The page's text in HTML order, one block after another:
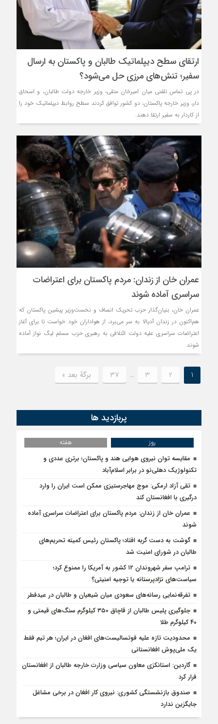
ارتقای سطح دیپلماتیک طالبان و پاکستان به ارسال
سفیر؛ تنش‌های مرزی حل می‌شود؟
در پی تماس تلفنی میان امیرخان متقی، وزیر خارجه دولت طالبان، و اسحاق
دار، وزیر خارجه پاکستان، دو کشور توافق کردند سطح روابط دیپلماتیک خود را
از کاردار به سفیر ارتقا دهند.
عمران خان از زندان: مردم پاکستان برای اعتراضات
سراسری آماده شوند
عمران خان، بنیان‌گذار حزب تحریک انصاف و نخست‌وزیر پیشین پاکستان که
هم‌اکنون در زندان آدیالا به سر می‌برد، از هواداران خود خواست تا برای آغاز
اعتراضات سراسری علیه دولت ائتلافی به رهبری حزب مسلم لیگ نواز آماده
شوند.
1
2
3
…
37 برگهٔ بعد »
پربازدید ها
روز
هفته
مقایسه توان نیروی هوایی هند و پاکستان؛ برتری عددی و
تکنولوژیک دهلی‌نو در برابر اسلام‌آباد
تقی آزاد ارمکی: موج مهاجرستیزی ممکن است ایران را وارد
درگیری با افغانستان کند
عمران خان از زندان: مردم پاکستان برای اعتراضات سراسری آماده
شوند
گوشت به دست گربه افتاد؛ پاکستان رئیس کمیته تحریم‌های
طالبان در شورای امنیت شد
ترامپ سفر شهروندان ۱۲ کشور به آمریکا را ممنوع کرد؛
سیاست‌های نژادپرستانه یا توجیه امنیتی؟
تفرقه‌نمایی رسانه‌های سعودی میان شیعیان و طالبان در عیدفطر
جلوگیری پلیس طالبان از قاچاق ۳۵۰ کیلوگرم سنگ‌های قیمتی و
۴۰ کیلوگرم طلا
محدودیت تازه علیه فوتسالیست‌های افغان در ایران؛ هر تیم فقط
یک ملی‌پوش افغانستانی
گاردین: استانکزی معاون سیاسی وزارت خارجه طالبان از افغانستان
فرار کرد
صندوق بازنشستگی کشوری: نیروی کار افغان در برخی مشاغل
جایگزین ندارد